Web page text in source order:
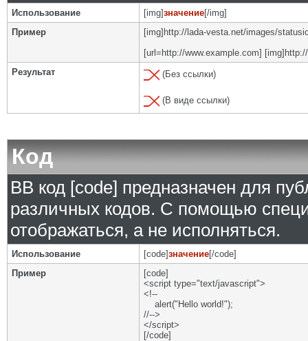
Использование [img]значение[/img]
Пример
[img]http://lada-vesta.net/images/
[url=http://www.example.com]
Результат
(Без ссылки)
(В виде ссылки)
Код
BB код [code] предназначен для
различных кодов. С помощью
отображаться, а не исполняться.
Использование [code]значение[/code]
Пример
[code]
<script type="text/javascript">
<!--
alert("Hello world!");
//-->
</script>
[/code]